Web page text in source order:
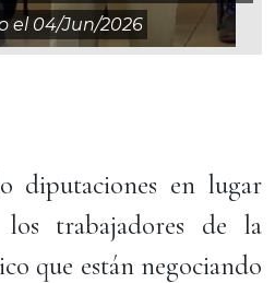
el 04/jun/2026
diputaciones en lugar
trabajadores de la
que están negociando